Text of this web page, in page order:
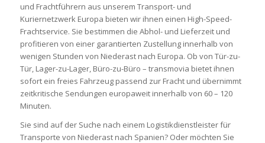
und Frachtführern aus unserem Transport- und
Kuriernetzwerk Europa bieten wir ihnen einen High-Speed-
Frachtservice. Sie bestimmen die Abhol- und Lieferzeit und
profitieren von einer garantierten Zustellung innerhalb von
wenigen Stunden von Niederast nach Europa. Ob von Tür-zu-
Tür, Lager-zu-Lager, Büro-zu-Büro – transmovia bietet ihnen
sofort ein freies Fahrzeug passend zur Fracht und übernimmt
zeitkritische Sendungen europaweit innerhalb von 60 – 120
Minuten.
Sie sind auf der Suche nach einem Logistikdienstleister für
Transporte von Niederast nach Spanien? Oder möchten Sie